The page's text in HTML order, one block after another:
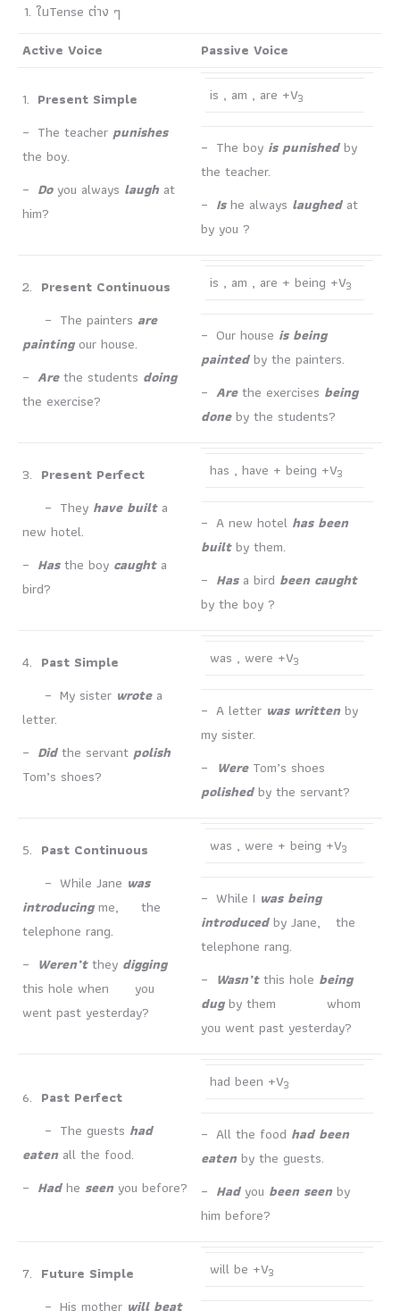
ในTense ต่าง ๆ
Active Voice
Passive Voice
1. Present Simple
– The teacher punishes
the boy.
– Doyou always laugh at
him?
is , am , are +V3
– The boy is punishedby
the teacher.
– Ishe always laughedat
by you ?
2. Present Continuous
– The painters are
paintingour house.
– Arethe students doing
the exercise?
is , am , are + being +V3
– Our house is being
paintedby the painters.
– Arethe exercises being
doneby the students?
3. Present Perfect
– They have builta
new hotel.
– Hasthe boy caughta
bird?
has , have + being +V3
– A new hotel has been
builtby them.
– Has a bird been caught
by the boy ?
4. Past Simple
– My sister wrotea
letter.
– Didthe servant polish
Tom’s shoes?
was , were +V3
– A letter was writtenby
my sister.
– Were Tom’s shoes
polishedby the servant?
5. Past Continuous
– While Jane was
introducingme, the
telephone rang.
– Weren’tthey digging
this hole when you
went past yesterday?
was , were + being +V3
– While I was being
introducedby Jane, the
telephone rang.
– Wasn’tthis hole being
dugby them whom
you went past yesterday?
6. Past Perfect
– The guests had
eaten all the food.
– Hadhe seenyou before?
had been +V3
– All the food had been
eatenby the guests.
– Had you been seenby
him before?
7. Future Simple
– His mother will beat
will be +V3